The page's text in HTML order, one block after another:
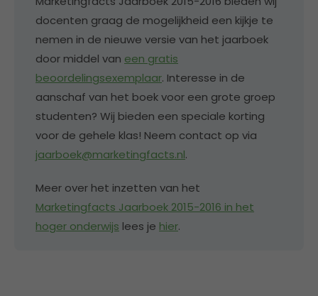
docenten graag de mogelijkheid een kijkje te
nemen in de nieuwe versie van het jaarboek
door middel van een gratis
beoordelingsexemplaar. Interesse in de
aanschaf van het boek voor een grote groep
studenten? Wij bieden een speciale korting
voor de gehele klas! Neem contact op via
jaarboek@marketingfacts.nl.
Meer over het inzetten van het
Marketingfacts Jaarboek 2015-2016 in het
hoger onderwijs lees je hier.